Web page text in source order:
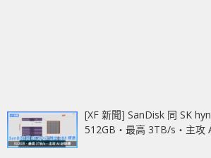
[XF 新聞] SanDisk 同 SK
512GB‧最高 3TB/s‧主攻